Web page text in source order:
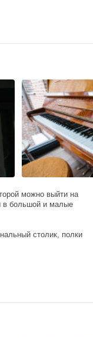
которые можно
с громкой
акустической
можно выйти на
в большой и малые
столик, полки
цветы.